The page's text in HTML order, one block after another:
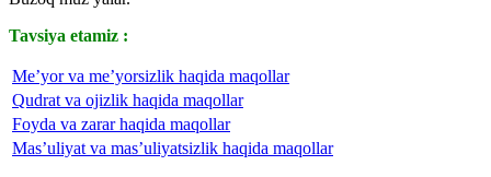
Tavsiya etamiz :
Me’yor va me’yorsizlik haqida maqollar
Qudrat va ojizlik haqida maqollar
Foyda va zarar haqida maqollar
Mas’uliyat va mas’uliyatsizlik haqida maqollar